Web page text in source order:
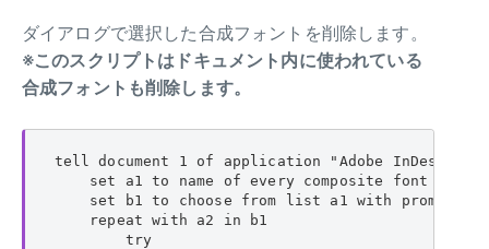
ダイアログで選択した合成フォントを削除します。
※このスクリプトはドキュメント内に使われている
合成フォントも削除します。
tell document 1 of application "Adobe InDesign
    set a1 to name of every composite font
set b1 to choose from list a1 with prompt "削
    repeat with a2 in b1
        try